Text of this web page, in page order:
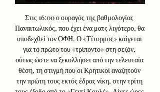
Στις 16:00 ο ουραγός της βαθμολογίας
Παναιτωλικός, που έχει ένα ματς λιγότερο, θα
υποδεχθεί τον ΟΦΗ. Ο «Τίτορμος» καίγεται
για το πρώτο του «τρίποντο» στη σεζόν,
ούτως ώστε να ξεκολλήσει από την τελευταία
θέση, τη στιγμή που οι Κρητικοί αναζητούν
την πρώτη τους εκτός έδρας νίκη, στην τρίτη